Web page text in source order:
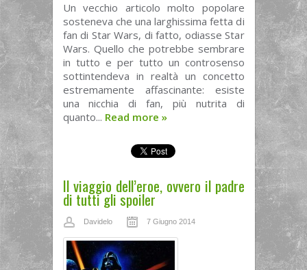
Un vecchio articolo molto popolare
sosteneva che una larghissima fetta di
fan di Star Wars, di fatto, odiasse Star
Wars. Quello che potrebbe sembrare
in tutto e per tutto un controsenso
sottintendeva in realtà un concetto
estremamente affascinante: esiste
una nicchia di fan, più nutrita di
quanto... Read more »
Il viaggio dell’eroe, ovvero il padre
di tutti gli spoiler
Davidelo 7 Giugno 2014